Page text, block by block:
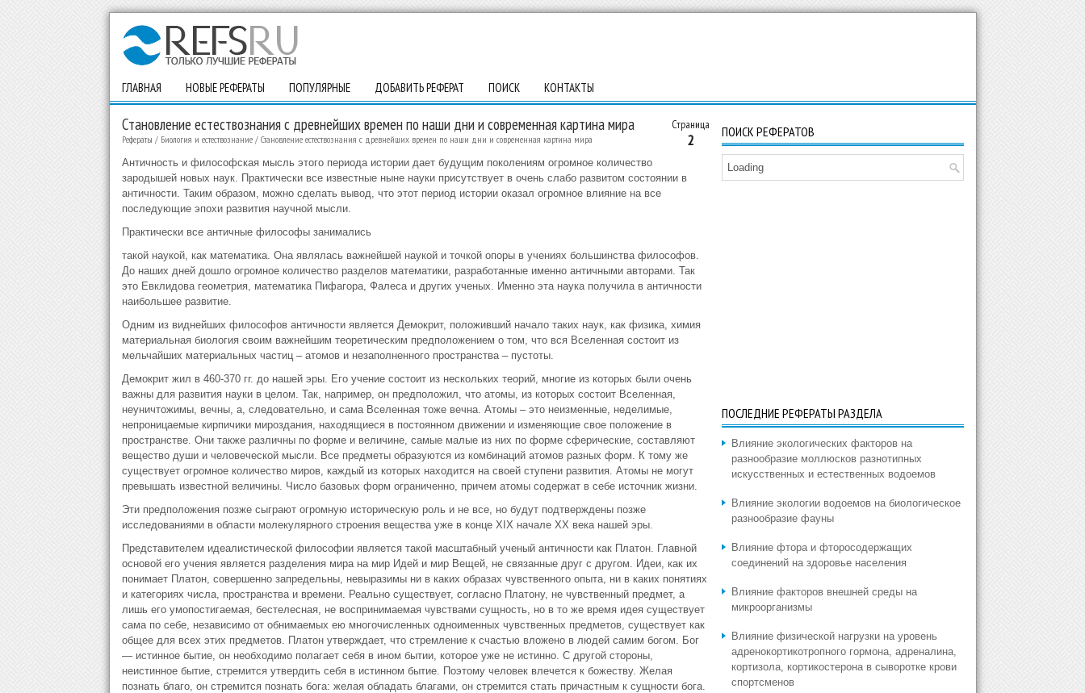
ГЛАВНАЯ НОВЫЕ РЕФЕРАТЫ ПОПУЛЯРНЫЕ ДОБАВИТЬ РЕФЕРАТ ПОИСК КОНТАКТЫ
Страница
2
Становление естествознания с древнейших времен по наши дни и современная картина мира
Рефераты / Биология и естествознание/ Становление естествознания с древнейших времен по наши дни и современная картина мира
Античность и философская мысль этого периода истории дает будущим поколениям огромное количество
зародышей новых наук. Практически все известные ныне науки присутствует в очень слабо развитом состоянии в
античности. Таким образом, можно сделать вывод, что этот период истории оказал огромное влияние на все
последующие эпохи развития научной мысли.
Практически все античные философы занимались
такой наукой, как математика. Она являлась важнейшей наукой и точкой опоры в учениях большинства философов.
До наших дней дошло огромное количество разделов математики, разработанные именно античными авторами. Так
это Евклидова геометрия, математика Пифагора, Фалеса и других ученых. Именно эта наука получила в античности
наибольшее развитие.
Одним из виднейших философов античности является Демокрит, положивший начало таких наук, как физика, химия
материальная биология своим важнейшим теоретическим предположением о том, что вся Вселенная состоит из
мельчайших материальных частиц – атомов и незаполненного пространства – пустоты.
Демокрит жил в 460-370 гг. до нашей эры. Его учение состоит из нескольких теорий, многие из которых были очень
важны для развития науки в целом. Так, например, он предположил, что атомы, из которых состоит Вселенная,
неуничтожимы, вечны, а, следовательно, и сама Вселенная тоже вечна. Атомы – это неизменные, неделимые,
непроницаемые кирпичики мироздания, находящиеся в постоянном движении и изменяющие свое положение в
пространстве. Они также различны по форме и величине, самые малые из них по форме сферические, составляют
вещество души и человеческой мысли. Все предметы образуются из комбинаций атомов разных форм. К тому же
существует огромное количество миров, каждый из которых находится на своей ступени развития. Атомы не могут
превышать известной величины. Число базовых форм ограниченно, причем атомы содержат в себе источник жизни.
Эти предположения позже сыграют огромную историческую роль и не все, но будут подтверждены позже
исследованиями в области молекулярного строения вещества уже в конце XIX начале XX века нашей эры.
Представителем идеалистической философии является такой масштабный ученый античности как Платон. Главной
основой его учения является разделения мира на мир Идей и мир Вещей, не связанные друг с другом. Идеи, как их
понимает Платон, совершенно запредельны, невыразимы ни в каких образах чувственного опыта, ни в каких понятиях
и категориях числа, пространства и времени. Реально существует, согласно Платону, не чувственный предмет, а
лишь его умопостигаемая, бестелесная, не воспринимаемая чувствами сущность, но в то же время идея существует
сама по себе, независимо от обнимаемых ею многочисленных одноименных чувственных предметов, существует как
общее для всех этих предметов. Платон утверждает, что стремление к счастью вложено в людей самим богом. Бог
— истинное бытие, он необходимо полагает себя в ином бытии, которое уже не истинно. С другой стороны,
неистинное бытие, стремится утвердить себя в истинном бытие. Поэтому человек влечется к божеству. Желая
познать благо, он стремится познать бога: желая обладать благами, он стремится стать причастным к сущности бога.
ПОИСК РЕФЕРАТОВ
Loading
ПОСЛЕДНИЕ РЕФЕРАТЫ РАЗДЕЛА
Влияние экологических факторов на
разнообразие моллюсков разнотипных
искусственных и естественных водоемов
Влияние экологии водоемов на биологическое
разнообразие фауны
Влияние фтора и фторосодержащих
соединений на здоровье населения
Влияние факторов внешней среды на
микроорганизмы
Влияние физической нагрузки на уровень
адренокортикотропного гормона, адреналина,
кортизола, кортикостерона в сыворотке крови
спортсменов